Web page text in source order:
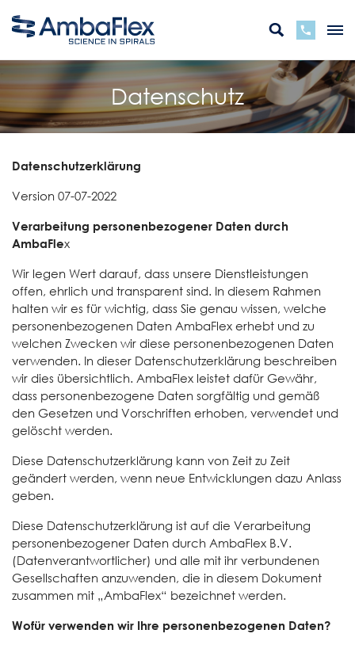
Datenschutz
Datenschutzerklärung
Version 07-07-2022
Verarbeitung personenbezogener Daten durch
AmbaFlex
Wir legen Wert darauf, dass unsere Dienstleistungen
offen, ehrlich und transparent sind. In diesem Rahmen
halten wir es für wichtig, dass Sie genau wissen, welche
personenbezogenen Daten AmbaFlex erhebt und zu
welchen Zwecken wir diese personenbezogenen Daten
verwenden. In dieser Datenschutzerklärung beschreiben
wir dies übersichtlich. AmbaFlex leistet dafür Gewähr,
dass personenbezogene Daten sorgfältig und gemäß
den Gesetzen und Vorschriften erhoben, verwendet und
gelöscht werden.
Diese Datenschutzerklärung kann von Zeit zu Zeit
geändert werden, wenn neue Entwicklungen dazu Anlass
geben.
Diese Datenschutzerklärung ist auf die Verarbeitung
personenbezogener Daten durch AmbaFlex B.V.
(Datenverantwortlicher) und alle mit ihr verbundenen
Gesellschaften anzuwenden, die in diesem Dokument
zusammen mit „AmbaFlex“ bezeichnet werden.
Wofür verwenden wir Ihre personenbezogenen Daten?